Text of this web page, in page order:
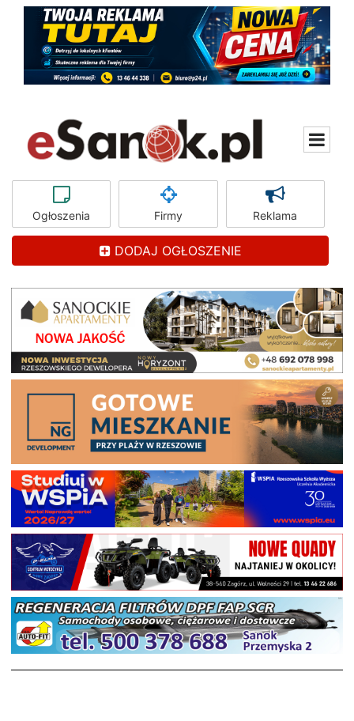
Ogłoszenia Firmy Reklama
DODAJ OGŁOSZENIE